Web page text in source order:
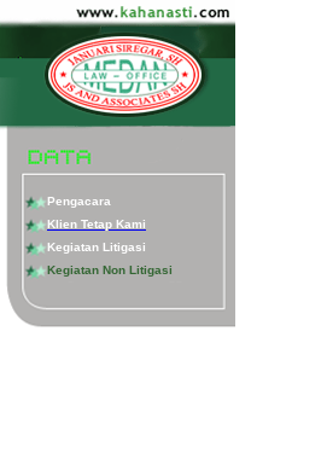
Pengacara
Klien Tetap Kami
Kegiatan Litigasi
Kegiatan Non Litigasi